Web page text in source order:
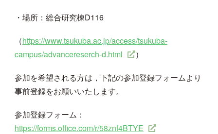
・場所：総合研究棟D116
（https://www.tsukuba.ac.jp/access/tsukuba-
campus/advancereserch-d.html
）
参加を希望される方は，下記の参加登録フォームより
事前登録をお願いいたします。
参加登録フォーム：
https://forms.office.com/r/58znf4BTYE